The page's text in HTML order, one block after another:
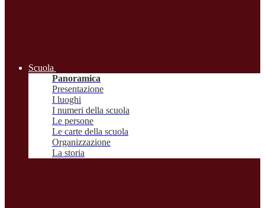
Scuola
Panoramica
Presentazione
I luoghi
I numeri della scuola
Le persone
Le carte della scuola
Organizzazione
La storia